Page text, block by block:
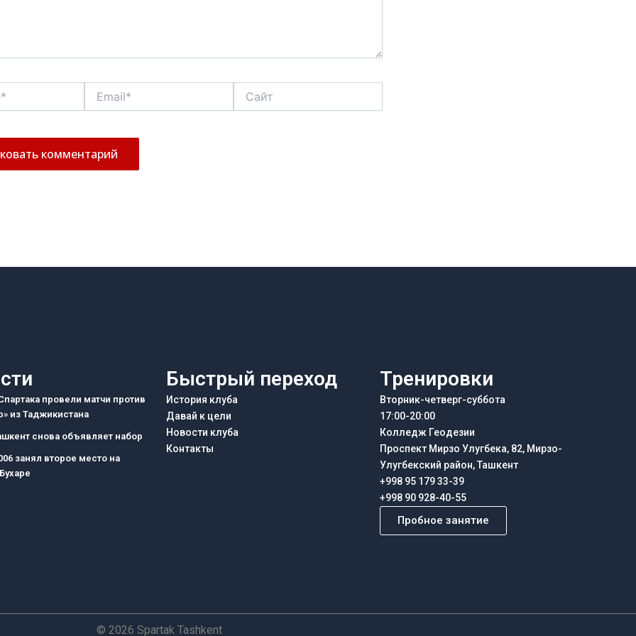
провели матчи против
из Таджикистана
снова объявляет набор
занял второе место на
Быстрый переход
История клуба
Давай к цели
Новости клуба
Контакты
Тренировки
Вторник-четверг-суббота
17:00-20:00
Колледж Геодезии
Проспект Мирзо Улугбека, 82, Мирзо-
Улугбекский район, Ташкент
+998 95 179 33-39
+998 90 928-40-55
Пробное занятие
© 2026 Spartak Tashkent